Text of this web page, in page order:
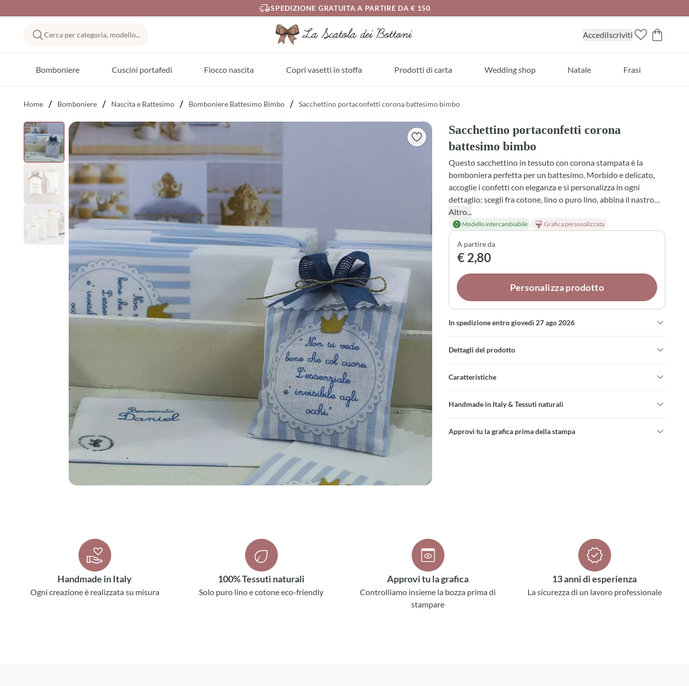
SPEDIZIONE GRATUITA A PARTIRE DA € 150
Cerca per categoria, modello... AccediIscriviti
Bomboniere Cuscini portafedi Fiocco nascita Copri vasetti in stoffa Prodotti di carta Wedding shop Natale Frasi
Home Bomboniere Nascita e Battesimo Bomboniere Battesimo Bimbo Sacchettino portaconfetti corona battesimo bimbo
Sacchettino portaconfetti corona
battesimo bimbo
Questo sacchettino in tessuto con corona stampata è la
bomboniera perfetta per un battesimo. Morbido e delicato,
accoglie i confetti con eleganza e si personalizza in ogni
dettaglio: scegli fra cotone, lino o puro lino, abbina il nastro
che preferisci e seleziona i confetti o la profumazione che
desideri. Un piccolo gesto che lascia un ricordo autentico,
creato con cura per chi celebra l'arrivo di una nuova vita.
Altro...
Modello intercambiabile Grafica personalizzata
A partire da
€ 2,80
Personalizza prodotto
In spedizione entro giovedì 27 ago 2026
Dettagli del prodotto
Caratteristiche
Handmade in Italy & Tessuti naturali
Approvi tu la grafica prima della stampa
Handmade in Italy
Ogni creazione è realizzata su misura
100% Tessuti naturali
Solo puro lino e cotone eco-friendly
Approvi tu la grafica
Controlliamo insieme la bozza prima di
stampare
13 anni di esperienza
La sicurezza di un lavoro professionale